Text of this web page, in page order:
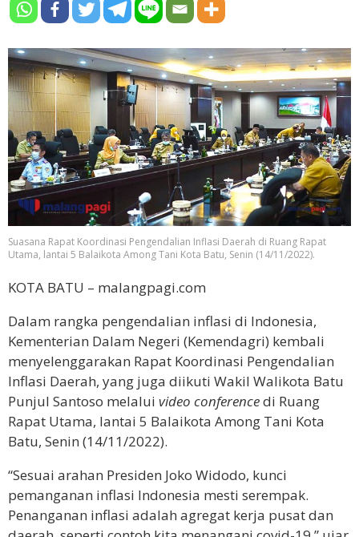
Suasana Rapat Koordinasi Pengendalian Inflasi Daerah di Ruang Rapat
Utama, lantai 5 Balaikota Among Tani Kota Batu, Senin (14/11/2022).
KOTA BATU – malangpagi.com
Dalam rangka pengendalian inflasi di Indonesia,
Kementerian Dalam Negeri (Kemendagri) kembali
menyelenggarakan Rapat Koordinasi Pengendalian
Inflasi Daerah, yang juga diikuti Wakil Walikota Batu
Punjul Santoso melalui video conferencedi Ruang
Rapat Utama, lantai 5 Balaikota Among Tani Kota
Batu, Senin (14/11/2022).
“Sesuai arahan Presiden Joko Widodo, kunci
pemanganan inflasi Indonesia mesti serempak.
Penanganan inflasi adalah agregat kerja pusat dan